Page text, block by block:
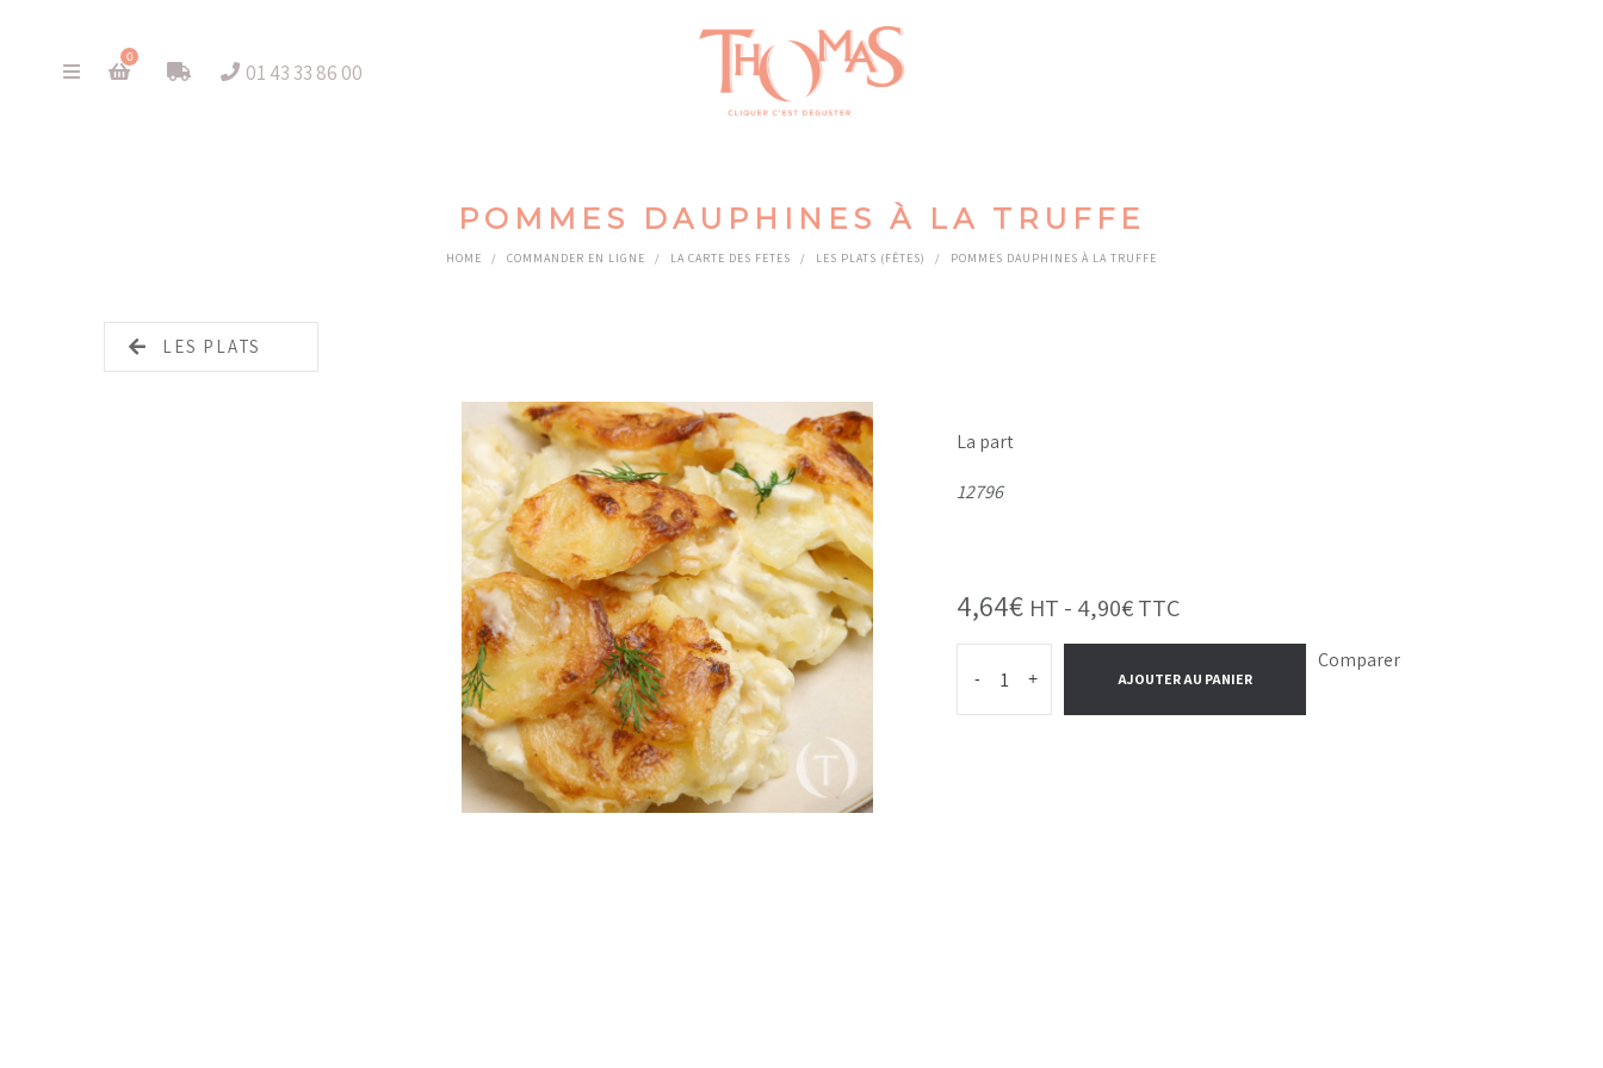
0
01 43 33 86 00
POMMES DAUPHINES À LA TRUFFE
HOME / COMMANDER EN LIGNE / LA CARTE DES FETES / LES PLATS (FÊTES) / POMMES DAUPHINES À LA TRUFFE
LES PLATS
La part
12796
4,64€ HT - 4,90€TTC
- + AJOUTER AU PANIER
Comparer